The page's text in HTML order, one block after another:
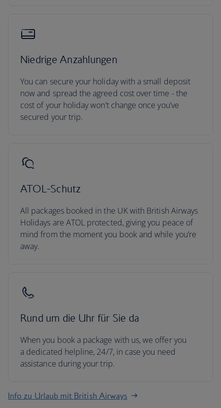
Niedrige Anzahlungen
You can secure your holiday with a small deposit
now and spread the agreed cost over time - the
cost of your holiday won’t change once you’ve
secured your trip.
ATOL-Schutz
All packages booked in the UK with British Airways
Holidays are ATOL protected, giving you peace of
mind from the moment you book and while you’re
away.
Rund um die Uhr für Sie da
When you book a package with us, we offer you
a dedicated helpline, 24/7, in case you need
assistance during your trip.
Info zu Urlaub mit British Airways